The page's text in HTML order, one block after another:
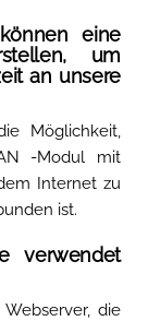
eine
um
an unsere
Möglichkeit,
-Modul mit
Internet zu
ist.
verwendet
die